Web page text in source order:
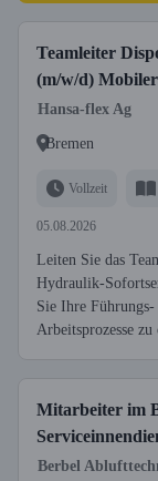
Teamleiter
(m/w/d)
Hansa-flex Ag
Bremen
Vollzeit
05.08.2026
Leiten Sie das
Hydraulik-
Sie Ihre
Arbeitsprozesse
Mitarbeiter im
Berbel